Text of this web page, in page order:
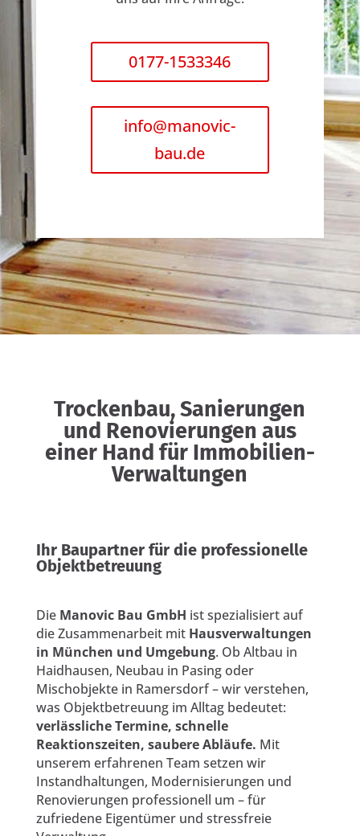
0177-1533346
info@manovic-
bau.de
Trockenbau, Sanierungen
und Renovierungen aus
einer Hand für Immobilien-
Verwaltungen
Ihr Baupartner für die professionelle
Objektbetreuung
Die Manovic Bau GmbH ist spezialisiert auf
die Zusammenarbeit mit Hausverwaltungen
in München und Umgebung. Ob Altbau in
Haidhausen, Neubau in Pasing oder
Mischobjekte in Ramersdorf – wir verstehen,
was Objektbetreuung im Alltag bedeutet:
verlässliche Termine, schnelle
Reaktionszeiten, saubere Abläufe. Mit
unserem erfahrenen Team setzen wir
Instandhaltungen, Modernisierungen und
Renovierungen professionell um – für
zufriedene Eigentümer und stressfreie